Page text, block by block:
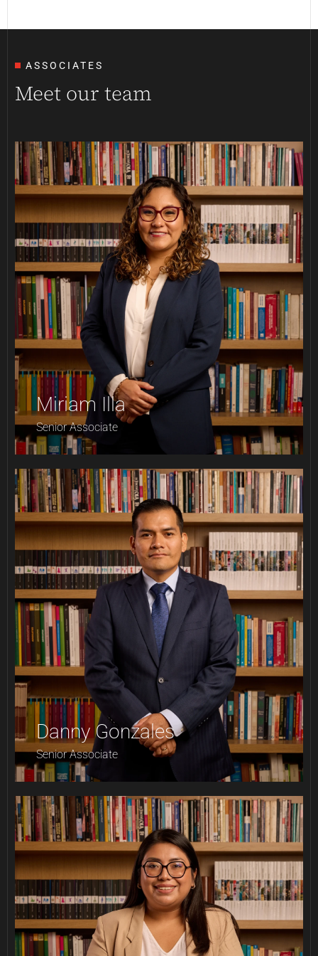
ASSOCIATES
Meet our team
Miriam Illa
Senior Associate
Danny Gonzales
Senior Associate